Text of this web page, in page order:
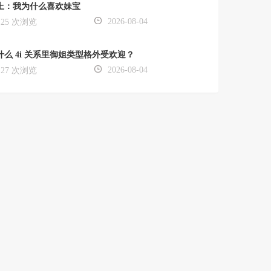
：我为什么喜欢妹宝
25 次浏览
2026-08-04
么 4i 关系里御姐类型格外受欢迎？
27 次浏览
2026-08-04